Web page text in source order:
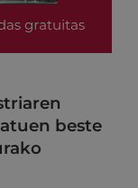
beste